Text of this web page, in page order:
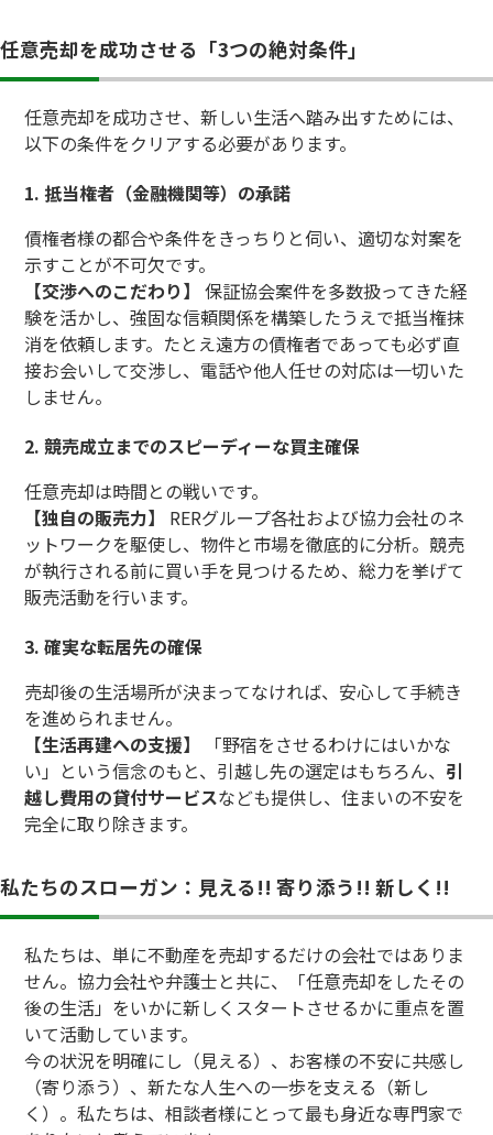
任意売却を成功させる「3つの絶対条件」
任意売却を成功させ、新しい生活へ踏み出すためには、
以下の条件をクリアする必要があります。
1. 抵当権者（金融機関等）の承諾
債権者様の都合や条件をきっちりと伺い、適切な対案を
示すことが不可欠です。
【交渉へのこだわり】 保証協会案件を多数扱ってきた経
験を活かし、強固な信頼関係を構築したうえで抵当権抹
消を依頼します。たとえ遠方の債権者であっても必ず直
接お会いして交渉し、電話や他人任せの対応は一切いた
しません。
2. 競売成立までのスピーディーな買主確保
任意売却は時間との戦いです。
【独自の販売力】
RERグループ各社および協力会社のネ
ットワークを駆使し、物件と市場を徹底的に分析。競売
が執行される前に買い手を見つけるため、総力を挙げて
販売活動を行います。
3. 確実な転居先の確保
売却後の生活場所が決まってなければ、安心して手続き
を進められません。
【生活再建への支援】
「野宿をさせるわけにはいかな
い」という信念のもと、引越し先の選定はもちろん、 引
越し費用の貸付サービスなども提供し、住まいの不安を
完全に取り除きます。
私たちのスローガン：見える!! 寄り添う!! 新しく!!
私たちは、単に不動産を売却するだけの会社ではありま
せん。協力会社や弁護士と共に、「任意売却をしたその
後の生活」をいかに新しくスタートさせるかに重点を置
いて活動しています。
今の状況を明確にし（見える）、お客様の不安に共感し
（寄り添う）、新たな人生への一歩を支える（新し
く）。私たちは、相談者様にとって最も身近な専門家で